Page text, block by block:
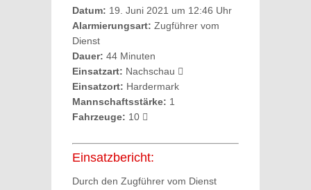
Datum: 19. Juni 2021 um 12:46 Uhr
Alarmierungsart: Zugführer vom
Dienst
Dauer: 44 Minuten
Einsatzart: Nachschau
Einsatzort: Hardermark
Mannschaftsstärke: 1
Fahrzeuge: 10
Einsatzbericht:
Durch den Zugführer vom Dienst